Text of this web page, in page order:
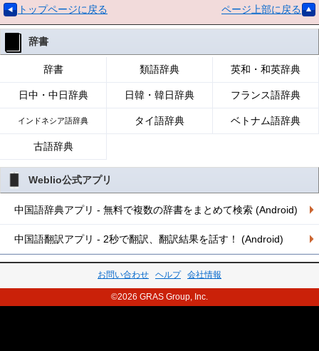
トップページに戻る ページ上部に戻る
辞書
辞書 類語辞典 英和・和英辞典
日中・中日辞典 日韓・韓日辞典 フランス語辞典
インドネシア語辞典 タイ語辞典 ベトナム語辞典
古語辞典
Weblio公式アプリ
中国語辞典アプリ - 無料で複数の辞書をまとめて検索 (Android)
中国語翻訳アプリ - 2秒で翻訳、翻訳結果を話す！ (Android)
お問い合わせ ヘルプ 会社情報
©2026 GRAS Group, Inc.